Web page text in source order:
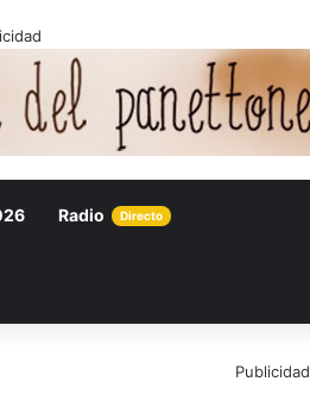
Radio Directo
Publicidad